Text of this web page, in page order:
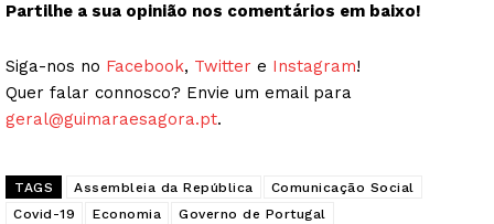
Partilhe a sua opinião nos comentários em baixo!
Siga-nos no Facebook, Twitter e Instagram!
Quer falar connosco? Envie um email para
geral@guimaraesagora.pt.
TAGS Assembleia da República
Comunicação Social
Covid-19
Economia
Governo de Portugal